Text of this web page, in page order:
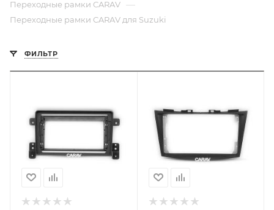
Переходные рамки CARAV —
Переходные рамки CARAV для Suzuki
ФИЛЬТР